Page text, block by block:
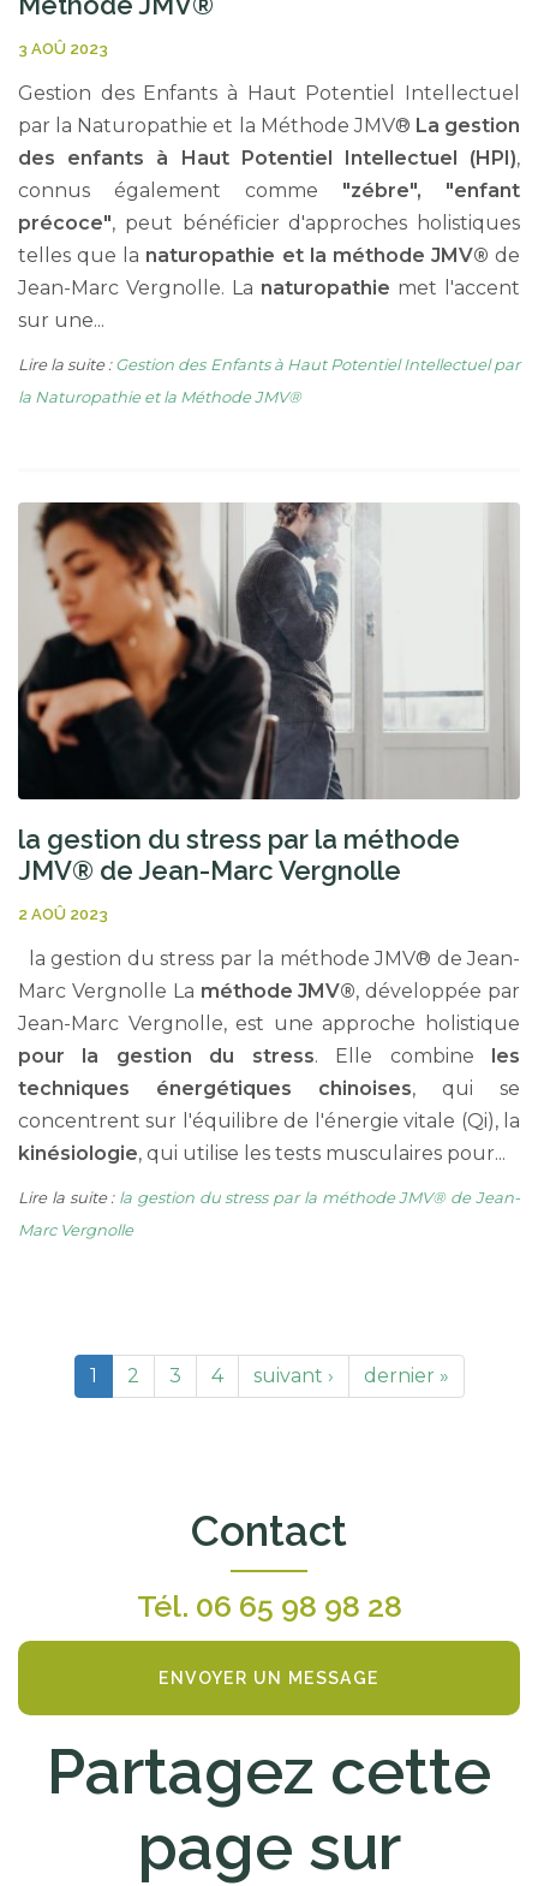
3 AOÛ 2023
Gestion des Enfants à Haut Potentiel Intellectuel
par la Naturopathie et la Méthode JMV® La gestion
des enfants à Haut Potentiel Intellectuel (HPI),
connus également comme "zébre", "enfant
précoce", peut bénéficier d'approches holistiques
telles que la naturopathie et la méthode JMV® de
Jean-Marc Vergnolle. La naturopathie met l'accent
sur une...
Lire la suite :Gestion des Enfants à Haut Potentiel Intellectuel par
la Naturopathie et la Méthode JMV®
la gestion du stress par la méthode
JMV® de Jean-Marc Vergnolle
2 AOÛ 2023
la gestion du stress par la méthode JMV® de Jean-
Marc Vergnolle La méthode JMV®, développée par
Jean-Marc Vergnolle, est une approche holistique
pour la gestion du stress. Elle combine
les
techniques énergétiques chinoises, qui se
concentrent sur l'équilibre de l'énergie vitale (Qi), la
kinésiologie, qui utilise les tests musculaires pour...
Lire la suite : la gestion du stress par la méthode JMV® de Jean-
Marc Vergnolle
1 2 3 4 suivant › dernier »
Contact
Tél. 06 65 98 98 28
ENVOYER UN MESSAGE
Partagez cette
page sur